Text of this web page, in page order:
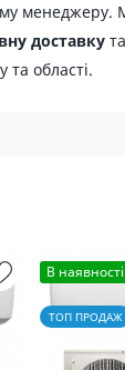
менеджеру.
доставку та
області.
В наявності
ТОП ПРОДАЖ